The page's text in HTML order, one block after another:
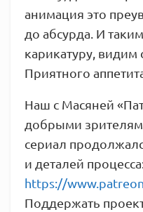
анимация это
до абсурда. И
карикатуру, видим
Приятного
Наш с Масяней
добрыми
сериал
и деталей
https://
Поддержать